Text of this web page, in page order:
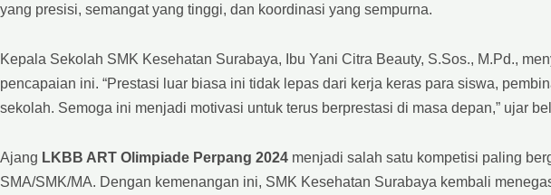
yang presisi, semangat yang tinggi, dan koordinasi yang sempurna.
Kepala Sekolah SMK Kesehatan Surabaya, Ibu Yani Citra Beauty, S.Sos., M.Pd.,
pencapaian ini. “Prestasi luar biasa ini tidak lepas dari kerja keras para siswa,
sekolah. Semoga ini menjadi motivasi untuk terus berprestasi di masa depan,” ujar
Ajang LKBB ART Olimpiade Perpang 2024 menjadi salah satu kompetisi paling
SMA/SMK/MA. Dengan kemenangan ini, SMK Kesehatan Surabaya kembali